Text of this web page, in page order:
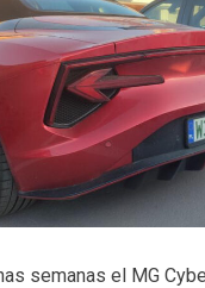
semanas el MG